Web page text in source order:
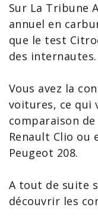
Sur La Tribune
annuel en
que le test
des internautes.
Vous avez la
voitures, ce qui
comparaison
Renault Clio ou
Peugeot 208.
A tout de suite
découvrir les